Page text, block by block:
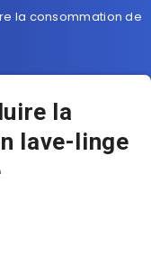
la consommation de
la
lave-linge